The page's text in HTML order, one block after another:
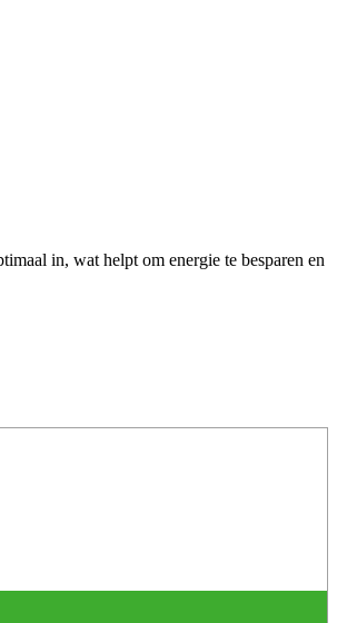
in, wat helpt om energie te besparen en